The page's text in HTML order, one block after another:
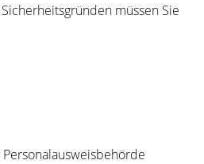
Sicherheitsgründen müssen Sie